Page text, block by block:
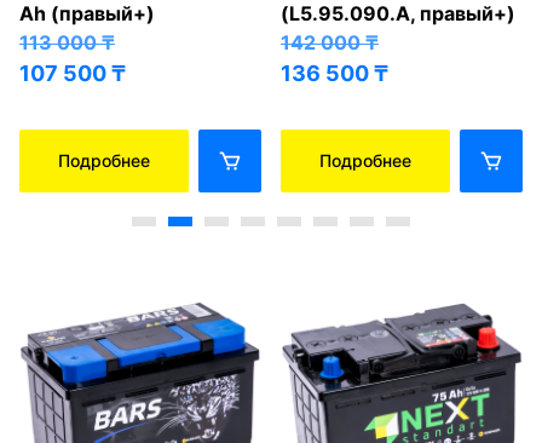
Ah (правый+)
113 000₸
107 500₸
Подробнее
(L5.95.090.A, правый+)
142 000₸
136 500₸
Подробнее